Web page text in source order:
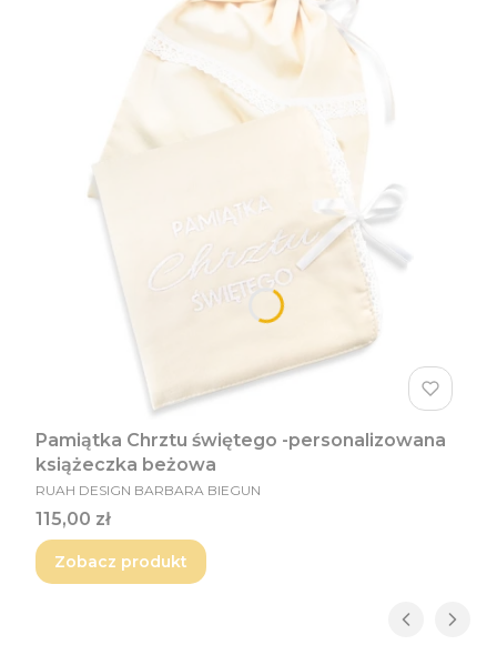
Pamiątka Chrztu świętego -personalizowana
książeczka beżowa
PRODUCENT
RUAH DESIGN BARBARA BIEGUN
Cena
115,00 zł
Zobacz produkt